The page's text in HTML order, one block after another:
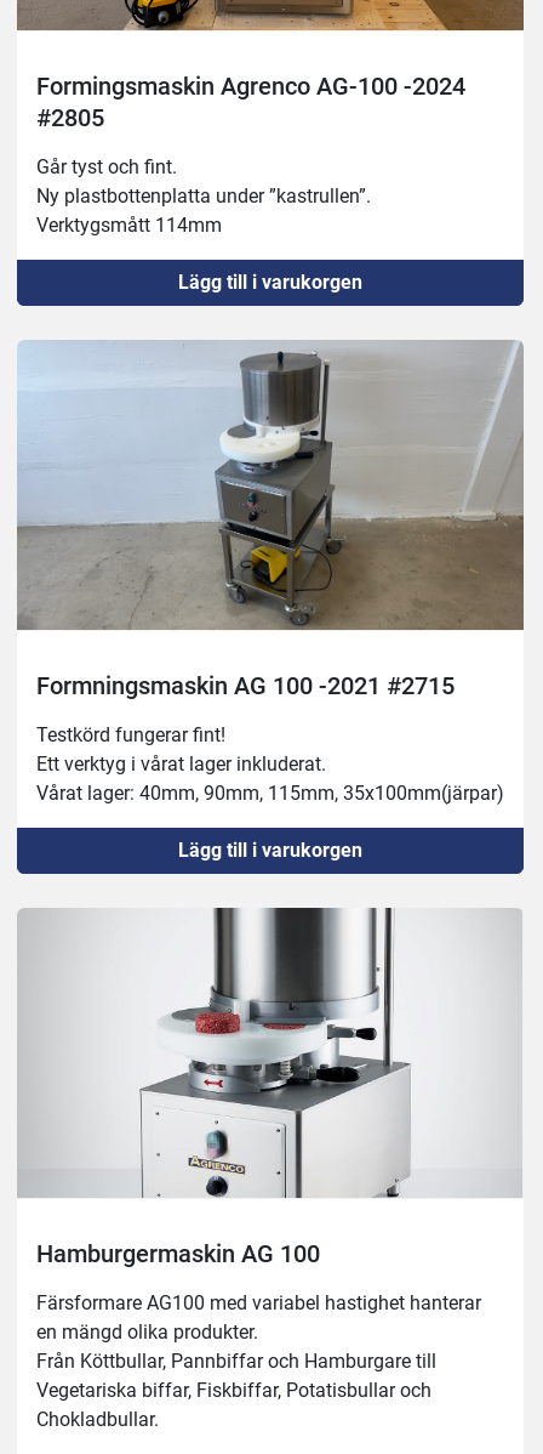
Formingsmaskin Agrenco AG-100 -2024
#2805
Går tyst och fint.
Ny plastbottenplatta under ”kastrullen”.
Verktygsmått 114mm
Lägg till i varukorgen
Formningsmaskin AG 100 -2021 #2715
Testkörd fungerar fint!
Ett verktyg i vårat lager inkluderat.
Vårat lager: 40mm, 90mm, 115mm, 35x100mm(järpar)
Lägg till i varukorgen
Hamburgermaskin AG 100
Färsformare AG100 med variabel hastighet hanterar
en mängd olika produkter.
Från Köttbullar, Pannbiffar och Hamburgare till
Vegetariska biffar, Fiskbiffar, Potatisbullar och
Chokladbullar.